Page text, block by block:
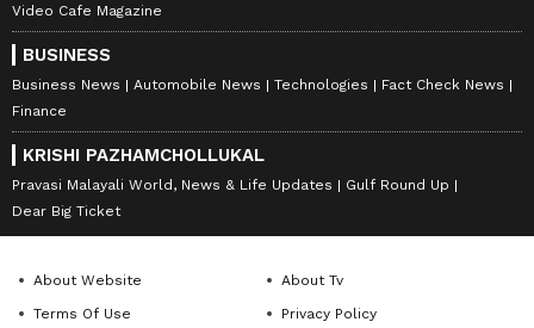
Video Cafe Magazine
BUSINESS
Business News Automobile News Technologies
Fact Check News
Finance
KRISHI PAZHAMCHOLLUKAL
Pravasi Malayali World, News & Life Updates
Gulf Round Up
Dear Big Ticket
About Website
About Tv
Terms Of Use
Privacy Policy